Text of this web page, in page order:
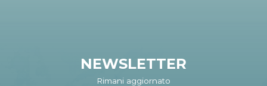
NEWSLETTER
Rimani aggiornato